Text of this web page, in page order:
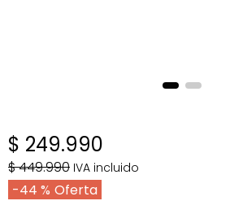
$ 249.990
$449.990 IVA incluido
44 %